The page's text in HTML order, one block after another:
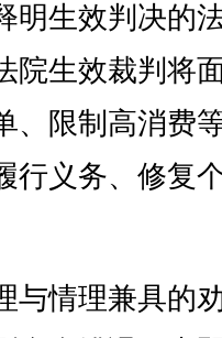
明生效判决的
院生效裁判将
、限制高消费
行义务、修复
情理兼具的